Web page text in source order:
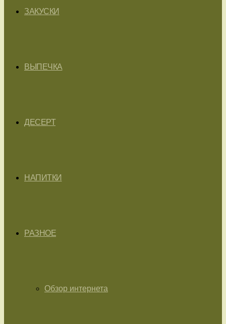
ЗАКУСКИ
ВЫПЕЧКА
ДЕСЕРТ
НАПИТКИ
РАЗНОЕ
Обзор интернета